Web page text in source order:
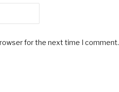
for the next time I comment.